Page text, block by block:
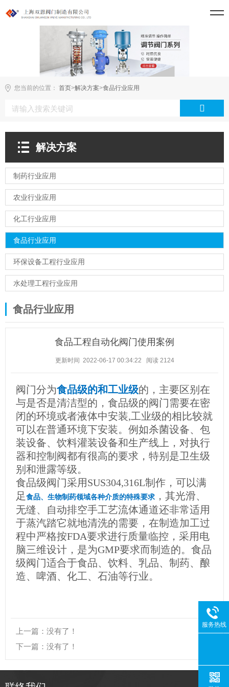
您当前的位置： 首页>解决方案>食品行业应用
解决方案
制药行业应用
农业行业应用
化工行业应用
食品行业应用
环保设备工程行业应用
水处理工程行业应用
食品行业应用
食品工程自动化阀门使用案例
更新时间 2022-06-17 00:34:22 阅读 2124
阀门分为食品级的和工业级的，主要区别在
与是否是清洁型的，食品级的阀门需要在密
闭的环境或者液体中安装,工业级的相比较就
可以在普通环境下安装。例如杀菌设备、包
装设备、饮料灌装设备和生产线上，对执行
器和控制阀都有很高的要求，特别是卫生级
别和泄露等级。
食品级阀门采用SUS304,316L制作，可以满
足 食品、生物制药领域各种介质的特殊要求 ，其光滑、
无缝、自动排空手工艺流体通道还非常适用
于蒸汽踏它就地清洗的需要，在制造加工过
程中严格按FDA要求进行质量临控，采用电
脑三维设计，是为GMP要求而制造的。食品
级阀门适合于食品、饮料、乳品、制药、酿
造、啤酒、化工、石油等行业。
上一篇：没有了！
下一篇：没有了！
服务热线